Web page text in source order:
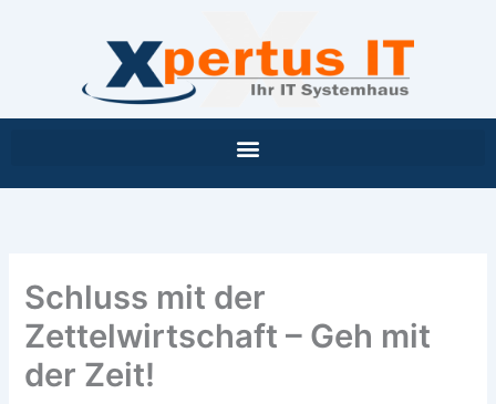
Schluss mit der
Zettelwirtschaft – Geh mit
der Zeit!